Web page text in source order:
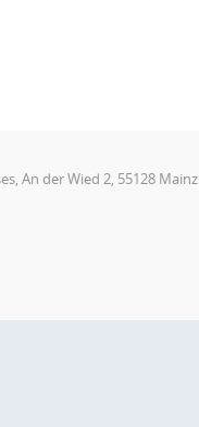
An der Wied 2, 55128 Mainz